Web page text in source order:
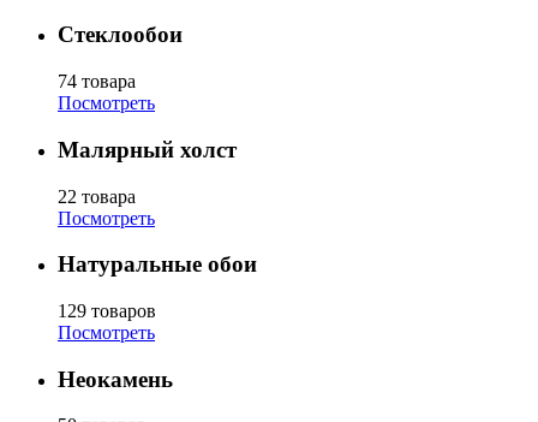
Стеклообои
74 товара
Посмотреть
Малярный холст
22 товара
Посмотреть
Натуральные обои
129 товаров
Посмотреть
Неокамень